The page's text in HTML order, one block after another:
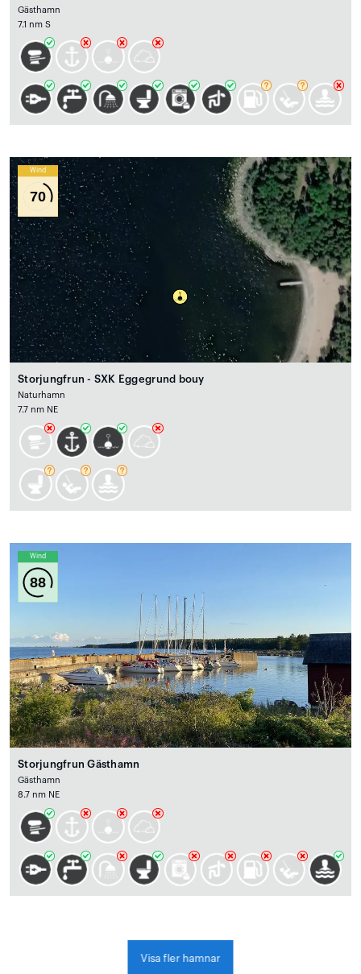
Gästhamn
7.1 nm S
Wind
70
Storjungfrun - SXK Eggegrund bouy
Naturhamn
7.7 nm NE
Wind
88
Storjungfrun Gästhamn
Gästhamn
8.7 nm NE
Visa fler hamnar